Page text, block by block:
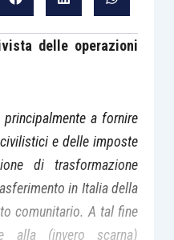
delle operazioni
a fornire
e delle imposte
di trasformazione
in Italia della
comunitario. A tal fine
alla (invero scarna)